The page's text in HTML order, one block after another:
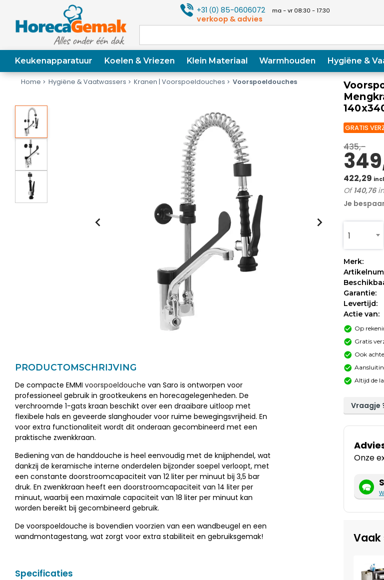
+31(0) 85-0606072 ma - vr 08:30 - 17:30
verkoop & advies
Keukenapparatuur Koelen & Vriezen Klein Materiaal Warmhouden Hygiëne &
Home Hygiëne & Vaatwassers Kranen | Voorspoeldouches Voorspoeldouches
PRODUCTOMSCHRIJVING
De compacte EMMI voorspoeldouche van Saro is ontworpen voor
professioneel gebruik in grootkeukens en horecagelegenheden. De
verchroomde 1-gats kraan beschikt over een draaibare uitloop met
flexibele hals en geveerde slanghouder voor ruime bewegingsvrijheid. En
voor extra functionaliteit wordt dit onderaan gecombineerd met een
praktische zwenkkraan.
Bediening van de handdouche is heel eenvoudig met de knijphendel, wat
dankzij de keramische interne onderdelen bijzonder soepel verloopt, met
een constante doorstroomcapaciteit van 12 liter per minuut bij 3,5 bar
druk. En zwenkkraan heeft een doorstroomcapaciteit van 14 liter per
minuut, waarbij een maximale capaciteit van 18 liter per minuut kan
worden bereikt bij gecombineerd gebruik.
De voorspoeldouche is bovendien voorzien van een wandbeugel en een
wandmontagestang, wat zorgt voor extra stabiliteit en gebruiksgemak!
Specificaties
GRATIS
435,-
422,29
Of 140,76
Je
1
Merk:
Garantie:
Levertijd:
Actie van:
Op
Gratis
Ook
Altijd de
Vraagje
Onze
Vaak